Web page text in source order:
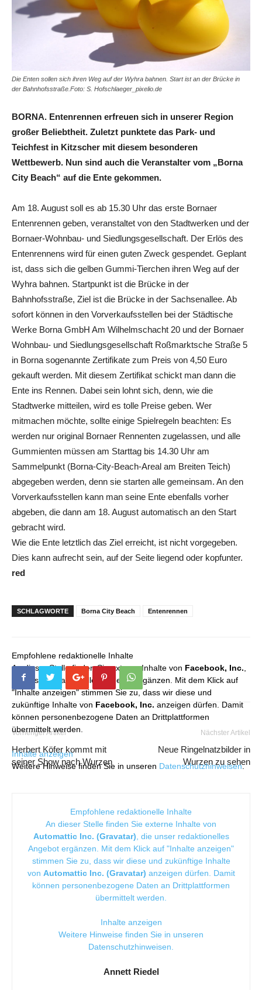
Die Enten sollen sich ihren Weg auf der Wyhra bahnen. Start ist an der Brücke in
der Bahnhofsstraße.Foto: S. Hofschlaeger_pixelio.de
BORNA. Entenrennen erfreuen sich in unserer Region
großer Beliebtheit. Zuletzt punktete das Park- und
Teichfest in Kitzscher mit diesem besonderen
Wettbewerb. Nun sind auch die Veranstalter vom „Borna
City Beach“ auf die Ente gekommen.
Am 18. August soll es ab 15.30 Uhr das erste Bornaer
Entenrennen geben, veranstaltet von den Stadtwerken und der
Bornaer-Wohnbau- und Siedlungsgesellschaft. Der Erlös des
Entenrennens wird für einen guten Zweck gespendet. Geplant
ist, dass sich die gelben Gummi-Tierchen ihren Weg auf der
Wyhra bahnen. Startpunkt ist die Brücke in der
Bahnhofsstraße, Ziel ist die Brücke in der Sachsenallee. Ab
sofort können in den Vorverkaufsstellen bei der Städtische
Werke Borna GmbH Am Wilhelmschacht 20 und der Bornaer
Wohnbau- und Siedlungsgesellschaft Roßmarktsche Straße 5
in Borna sogenannte Zertifikate zum Preis von 4,50 Euro
gekauft werden. Mit diesem Zertifikat schickt man dann die
Ente ins Rennen. Dabei sein lohnt sich, denn, wie die
Stadtwerke mitteilen, wird es tolle Preise geben. Wer
mitmachen möchte, sollte einige Spielregeln beachten: Es
werden nur original Bornaer Rennenten zugelassen, und alle
Gummienten müssen am Starttag bis 14.30 Uhr am
Sammelpunkt (Borna-City-Beach-Areal am Breiten Teich)
abgegeben werden, denn sie starten alle gemeinsam. An den
Vorverkaufsstellen kann man seine Ente ebenfalls vorher
abgeben, die dann am 18. August automatisch an den Start
gebracht wird.
Wie die Ente letztlich das Ziel erreicht, ist nicht vorgegeben.
Dies kann aufrecht sein, auf der Seite liegend oder kopfunter.
red
SCHLAGWORTE Borna City Beach Entenrennen
Empfohlene redaktionelle Inhalte
An dieser Stelle finden Sie externe Inhalte von Facebook, Inc.
die unser redaktionelles Angebot ergänzen. Mit dem Klick auf
"Inhalte anzeigen" stimmen Sie zu, dass wir diese und
zukünftige Inhalte von Facebook, Inc. anzeigen dürfen. Damit
können personenbezogene Daten an Drittplattformen
übermittelt werden.
Inhalte anzeigen
Weitere Hinweise finden Sie in unseren Datenschutzhinweisen.
Vorheriger Artikel
Herbert Köfer kommt mit
seiner Show nach Wurzen
Nächster Artikel
Neue Ringelnatzbilder in
Wurzen zu sehen
Empfohlene redaktionelle Inhalte
An dieser Stelle finden Sie externe Inhalte von
Automattic Inc. (Gravatar) , die unser redaktionelles
Angebot ergänzen. Mit dem Klick auf "Inhalte anzeigen"
stimmen Sie zu, dass wir diese und zukünftige Inhalte
von Automattic Inc. (Gravatar) anzeigen dürfen. Damit
können personenbezogene Daten an Drittplattformen
übermittelt werden.
Inhalte anzeigen
Weitere Hinweise finden Sie in unseren
Datenschutzhinweisen
Annett Riedel